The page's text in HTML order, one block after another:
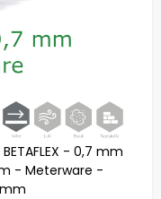
- 0,7 mm
- Meterware -